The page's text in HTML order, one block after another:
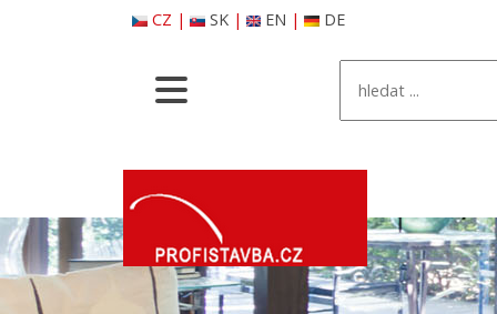
CZ | SK| EN | DE